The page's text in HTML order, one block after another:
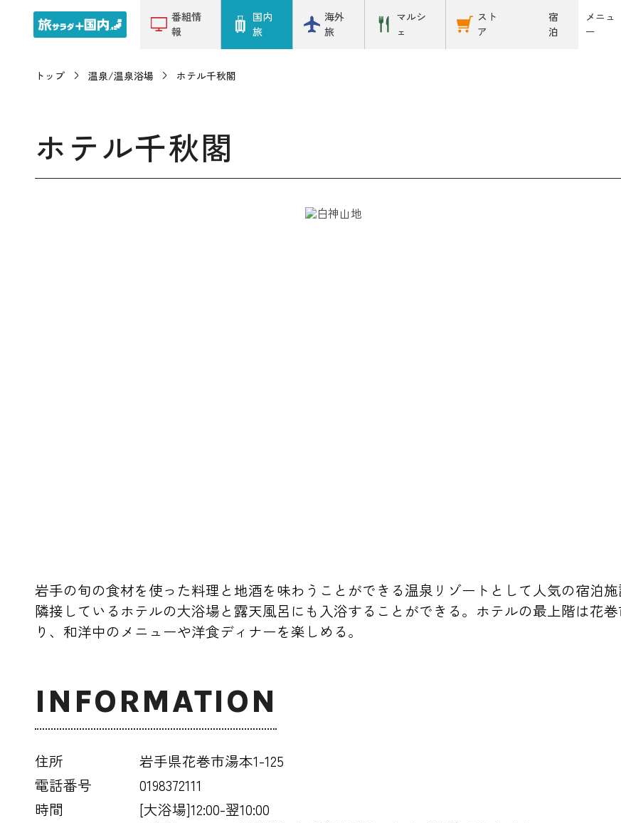
番組情
報
国内
旅
海外
旅
マルシ
ェ
スト
ア
宿
泊
メニュ
ー
トップ 温泉/温泉浴場 ホテル千秋閣
ホテル千秋閣
岩手の旬の食材を使った料理と地酒を味わうことができる温泉リゾートとして人気の宿泊
隣接しているホテルの大浴場と露天風呂にも入浴することができる。ホテルの最上階は花
り、和洋中のメニューや洋食ディナーを楽しめる。
INFORMATION
住所
岩手県花巻市湯本1-125
電話番号
0198372111
時間
[大浴場]12:00-翌10:00